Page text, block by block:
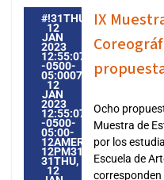
#!31THU,
12
JAN
2023
12:55:07
-0500-
05:000731#31THU,
12
JAN
2023
12:55:07
-0500-
05:00-
12AMERICA/
12PM31PM-
31THU,
12
IX
Ocho
Muestra de
por los
Escuela de